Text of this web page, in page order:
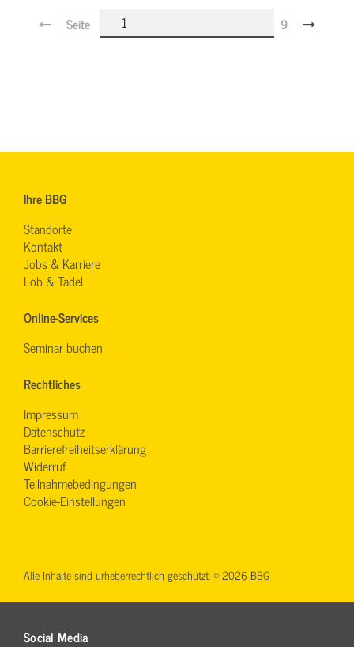
Seite 9
Ihre BBG
Standorte
Kontakt
Jobs & Karriere
Lob & Tadel
Online-Services
Seminar buchen
Rechtliches
Impressum
Datenschutz
Barrierefreiheitserklärung
Widerruf
Teilnahmebedingungen
Cookie-Einstellungen
Social Media
Alle Inhalte sind urheberrechtlich geschützt. © 2026 BBG